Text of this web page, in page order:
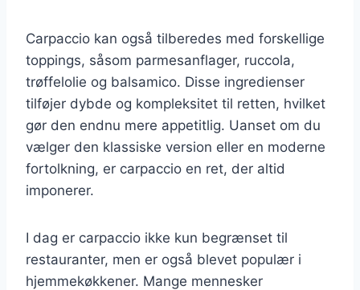
Carpaccio kan også tilberedes med forskellige
toppings, såsom parmesanflager, ruccola,
trøffelolie og balsamico. Disse ingredienser
tilføjer dybde og kompleksitet til retten, hvilket
gør den endnu mere appetitlig. Uanset om du
vælger den klassiske version eller en moderne
fortolkning, er carpaccio en ret, der altid
imponerer.
I dag er carpaccio ikke kun begrænset til
restauranter, men er også blevet populær i
hjemmekøkkener. Mange mennesker